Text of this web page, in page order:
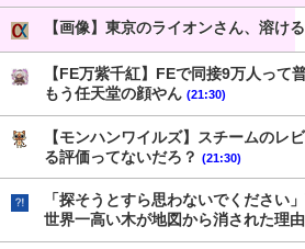
【画像】東京のライオンさん、溶ける
【FE万紫千紅】FEで同接9万人って
もう任天堂の顔やん (21:30)
【モンハンワイルズ】スチームのレ
る評価ってないだろ？ (21:30)
「探そうとすら思わないでください
世界一高い木が地図から消された理由